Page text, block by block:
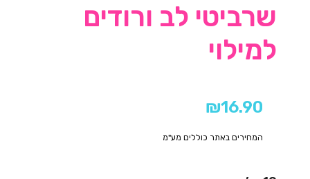
שרביטי לב ורודים
למילוי
₪16.90
המחירים באתר כוללים מע"מ